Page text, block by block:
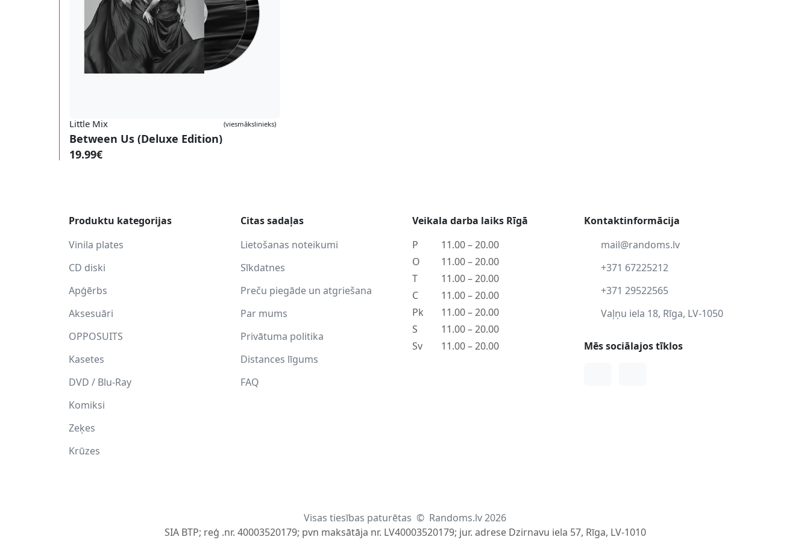
Little Mix (viesmākslinieks)
Between Us (Deluxe Edition)
19.99€
Produktu kategorijas
Vinila plates
CD diski
Apģērbs
Aksesuāri
OPPOSUITS
Kasetes
DVD / Blu-Ray
Komiksi
Zeķes
Krūzes
Citas sadaļas
Lietošanas noteikumi
Sīkdatnes
Preču piegāde un atgriešana
Par mums
Privātuma politika
Distances līgums
FAQ
Veikala darba laiks Rīgā
P
11.00 – 20.00
O
11.00 – 20.00
T
11.00 – 20.00
C
11.00 – 20.00
Pk
11.00 – 20.00
S
11.00 – 20.00
Sv
11.00 – 20.00
Kontaktinformācija
mail@randoms.lv
+371 67225212
+371 29522565
Vaļņu iela 18, Rīga, LV-1050
Mēs sociālajos tīklos
Visas tiesības paturētas © Randoms.lv 2026
SIA BTP; reģ .nr. 40003520179; pvn maksātāja nr. LV40003520179; jur. adrese Dzirnavu iela 57, Rīga, LV-1010